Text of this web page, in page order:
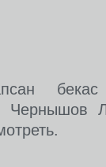
Чернышов
.